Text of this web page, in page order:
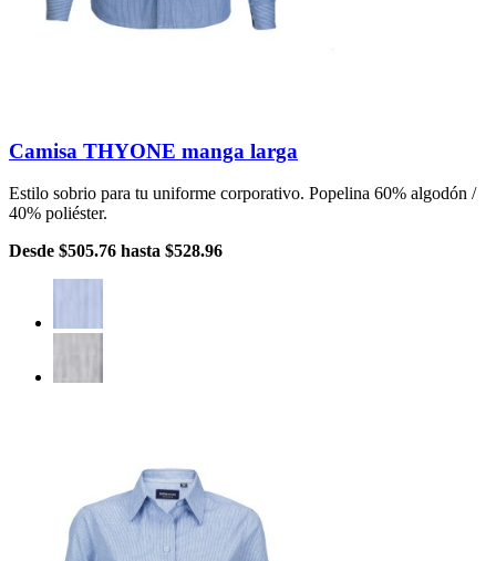
Camisa THYONE manga larga
Estilo sobrio para tu uniforme corporativo. Popelina 60% algodón /
40% poliéster.
Desde $505.76 hasta $528.96